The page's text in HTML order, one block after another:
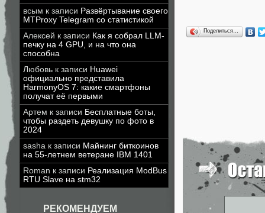
всым к записи Развёртывание своего
MTProxy Telegram со статистикой
Алексей к записи Как я собрал LLM-
печку на 4 GPU, и на что она
способна
Любовь к записи Huawei
официально представила
HarmonyOS 7: какие смартфоны
получат её первыми
Артем к записи Бесплатные боты,
чтобы раздеть девушку по фото в
2024
sasha к записи Майнинг биткоинов
на 55-летнем ветеране IBM 1401
Roman к записи Реализация ModBus
RTU Slave на stm32
РЕКОМЕНДУЕМ
Поделиться…